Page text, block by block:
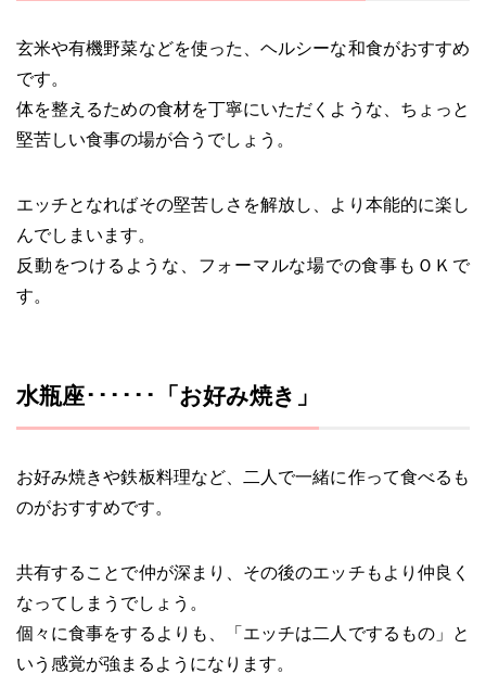
玄米や有機野菜などを使った、ヘルシーな和食がおすすめ
です。
体を整えるための食材を丁寧にいただくような、ちょっと
堅苦しい食事の場が合うでしょう。
エッチとなればその堅苦しさを解放し、より本能的に楽し
んでしまいます。
反動をつけるような、フォーマルな場での食事もＯＫで
す。
水瓶座･･････「お好み焼き」
お好み焼きや鉄板料理など、二人で一緒に作って食べるも
のがおすすめです。
共有することで仲が深まり、その後のエッチもより仲良く
なってしまうでしょう。
個々に食事をするよりも、「エッチは二人でするもの」と
いう感覚が強まるようになります。